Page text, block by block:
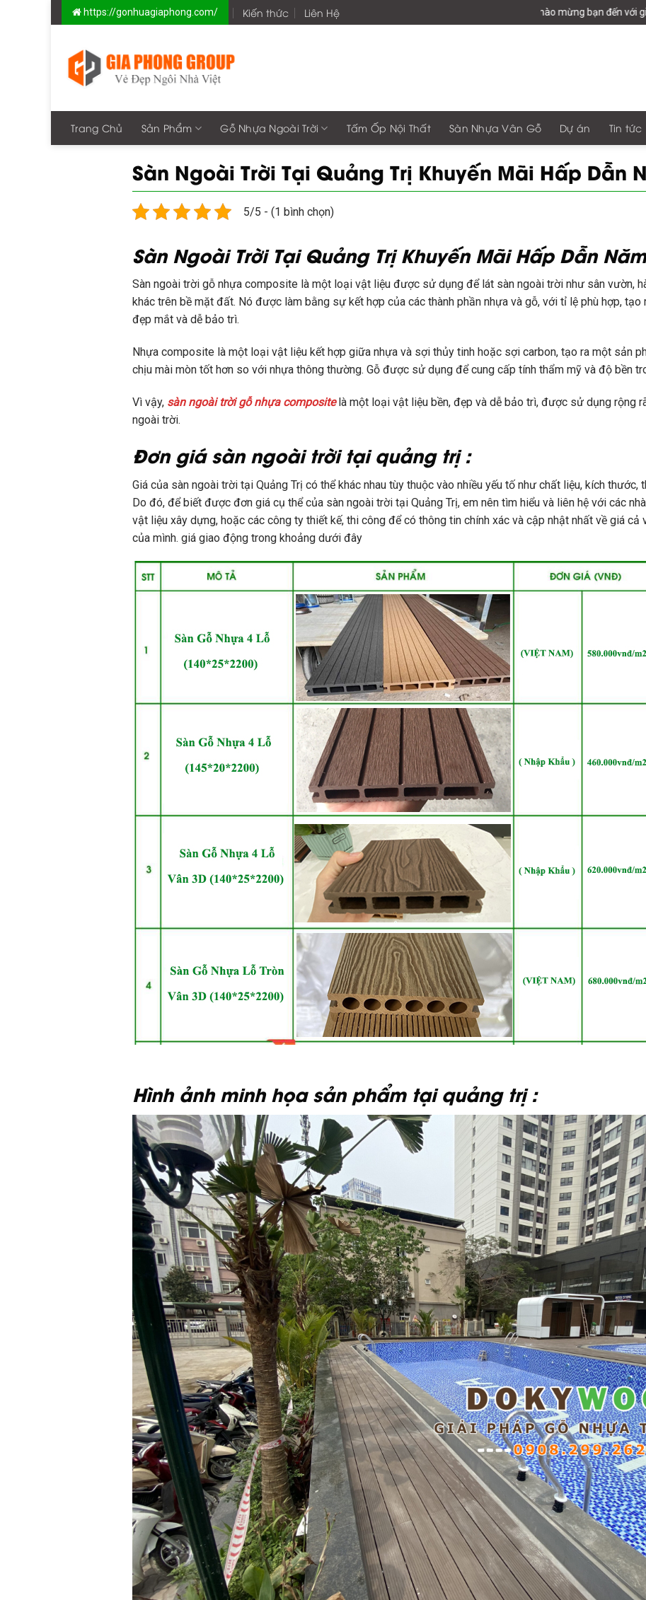
to
https://gonhuagiaphong.com/ Kiến thức Liên Hệ Chào mừng bạn đến với giaphonggroup -
Trang Chủ Sản Phẩm Gỗ Nhựa Ngoài Trời Tấm Ốp Nội Thất Sàn Nhựa Vân Gỗ Dự án Tin tức
Sàn Ngoài Trời Tại Quảng Trị Khuyến Mãi Hấp Dẫn
5/5 - (1 bình chọn)
Sàn Ngoài Trời Tại Quảng Trị Khuyến Mãi Hấp Dẫn
Sàn ngoài trời gỗ nhựa composite là một loại vật liệu được sử dụng để lát sàn ngoài trời như sân vườn,
khác trên bề mặt đất. Nó được làm bằng sự kết hợp của các thành phần nhựa và gỗ, với tỉ lệ phù hợp,
đẹp mắt và dễ bảo trì.
Nhựa composite là một loại vật liệu kết hợp giữa nhựa và sợi thủy tinh hoặc sợi carbon, tạo ra một sản
chịu mài mòn tốt hơn so với nhựa thông thường. Gỗ được sử dụng để cung cấp tính thẩm mỹ và độ bền
Vì vậy, sàn ngoài trời gỗ nhựa compositelà một loại vật liệu bền, đẹp và dễ bảo trì, được sử dụng rộng
ngoài trời.
Đơn giá sàn ngoài trời tại quảng trị :
Giá của sàn ngoài trời tại Quảng Trị có thể khác nhau tùy thuộc vào nhiều yếu tố như chất liệu, kích thước,
Do đó, để biết được đơn giá cụ thể của sàn ngoài trời tại Quảng Trị, em nên tìm hiểu và liên hệ với các
vật liệu xây dựng, hoặc các công ty thiết kế, thi công để có thông tin chính xác và cập nhật nhất về giá cả
của mình. giá giao động trong khoảng dưới đây
Hình ảnh minh họa sản phẩm tại quảng trị :